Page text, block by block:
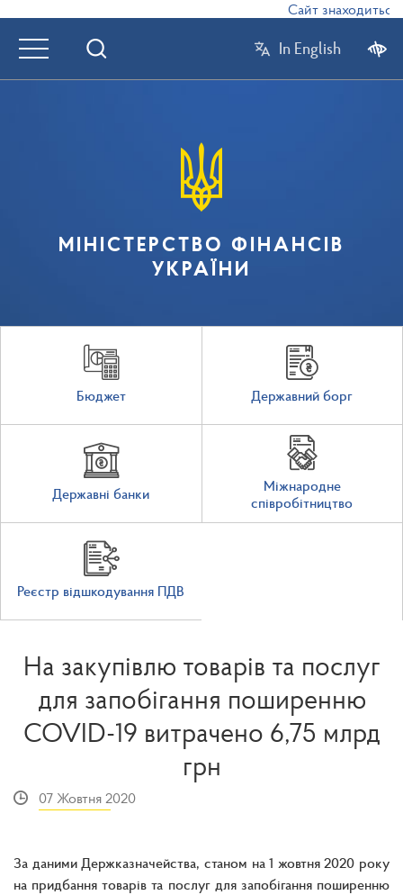
Сайт знаходиться
In English
МІНІСТЕРСТВО ФІНАНСІВ
УКРАЇНИ
Бюджет Державний борг
Державні банки
Міжнародне
співробітництво
Реєстр відшкодування ПДВ
На закупівлю товарів та послуг
для запобігання поширенню
COVID-19 витрачено 6,75 млрд
грн
07 Жовтня 2020
За даними Держказначейства, станом на 1 жовтня 2020 року
на придбання товарів та послуг для запобігання поширенню